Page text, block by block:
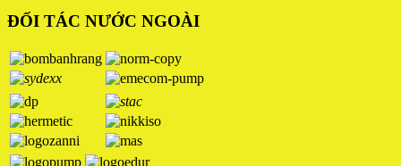
ĐỐI TÁC NƯỚC NGOÀI